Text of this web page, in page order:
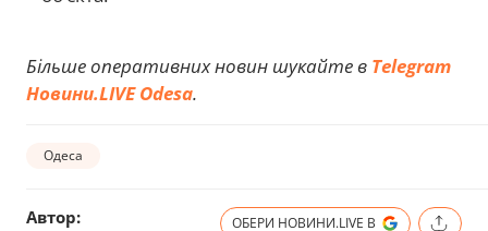
Більше оперативних новин шукайте в Telegram
Новини.LIVE Odesa.
Одеса
Автор: ОБЕРИ НОВИНИ.LIVE В